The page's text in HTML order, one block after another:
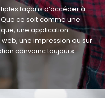
façons d’accéder à
ce soit comme une
une application
une impression ou sur
convainc toujours.